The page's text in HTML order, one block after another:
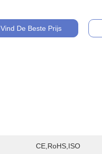
Vind De Beste Prijs
CE,RoHS,ISO